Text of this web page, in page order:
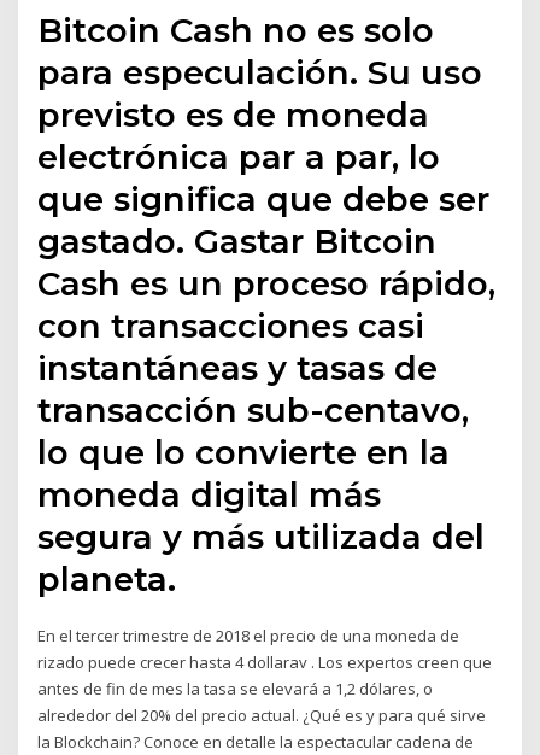
Bitcoin Cash no es solo
para especulación. Su uso
previsto es de moneda
electrónica par a par, lo
que significa que debe ser
gastado. Gastar Bitcoin
Cash es un proceso rápido,
con transacciones casi
instantáneas y tasas de
transacción sub-centavo,
lo que lo convierte en la
moneda digital más
segura y más utilizada del
planeta.
En el tercer trimestre de 2018 el precio de una moneda de
rizado puede crecer hasta 4 dollarav . Los expertos creen que
antes de fin de mes la tasa se elevará a 1,2 dólares, o
alrededor del 20% del precio actual. ¿Qué es y para qué sirve
la Blockchain? Conoce en detalle la espectacular cadena de